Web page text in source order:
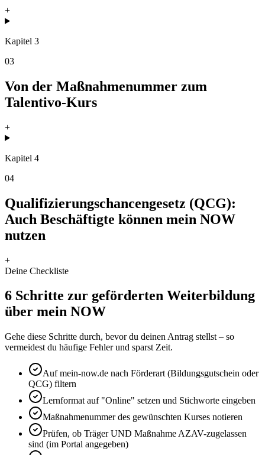
+
Kapitel 3
03
Von der Maßnahmenummer zum
Talentivo-Kurs
+
Kapitel 4
04
Qualifizierungschancengesetz (QCG):
Auch Beschäftigte können mein NOW
nutzen
+
Deine Checkliste
6 Schritte zur geförderten Weiterbildung
über mein NOW
Gehe diese Schritte durch, bevor du deinen Antrag stellst – so
vermeidest du häufige Fehler und sparst Zeit.
Auf mein-now.de nach Förderart (Bildungsgutschein oder
QCG) filtern
Lernformat auf "Online" setzen und Stichworte eingeben
Maßnahmenummer des gewünschten Kurses notieren
Prüfen, ob Träger UND Maßnahme AZAV-zugelassen
sind (im Portal angegeben)